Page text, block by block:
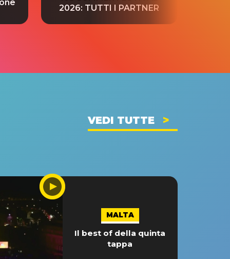
2026: TUTTI I PARTNER
VEDI TUTTE
MALTA
Il best of della quinta
tappa